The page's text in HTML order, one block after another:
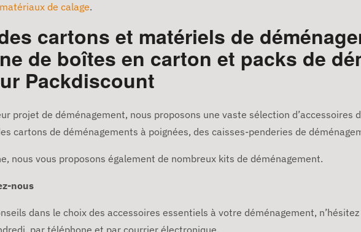
matériaux de calage.
cartons et matériels de
de boîtes en carton et packs de
Packdiscount
projet de déménagement, nous proposons une vaste sélection d’accessoires
cartons de déménagements à poignées, des caisses-penderies de
nous vous proposons également de nombreux kits de déménagement.
nous
dans le choix des accessoires essentiels à votre déménagement,